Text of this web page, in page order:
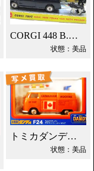
CORGI 448 B.M.C ミニ ポリスバン買取！
状態：美品
トミカダンディ F24 VW デリバリーバン買取！
状態：美品